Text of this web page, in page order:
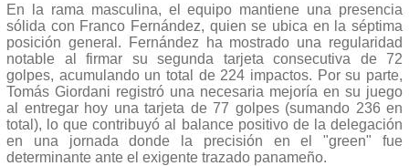
En la rama masculina, el equipo mantiene una presencia
sólida con Franco Fernández, quien se ubica en la séptima
posición general. Fernández ha mostrado una regularidad
notable al firmar su segunda tarjeta consecutiva de 72
golpes, acumulando un total de 224 impactos. Por su parte,
Tomás Giordani registró una necesaria mejoría en su juego
al entregar hoy una tarjeta de 77 golpes (sumando 236 en
total), lo que contribuyó al balance positivo de la delegación
en una jornada donde la precisión en el "green" fue
determinante ante el exigente trazado panameño.